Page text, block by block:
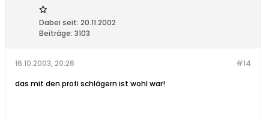
Dabei seit: 20.11.2002
Beiträge: 3103
#14
16.10.2003, 20:26
das mit den profi schlägern ist wohl war!